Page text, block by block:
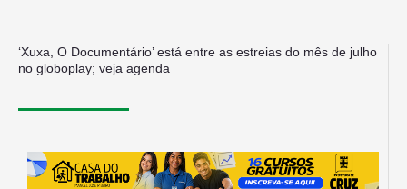
‘Xuxa, O Documentário’ está entre as estreias do mês de julho
no globoplay; veja agenda